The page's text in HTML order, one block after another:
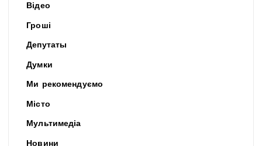
Відео
Гроші
Депутаты
Думки
Ми рекомендуємо
Місто
Мультимедіа
Новини